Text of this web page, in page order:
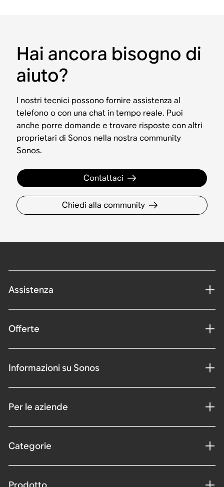
Hai ancora bisogno di
aiuto?
I nostri tecnici possono fornire assistenza al
telefono o con una chat in tempo reale. Puoi
anche porre domande e trovare risposte con altri
proprietari di Sonos nella nostra community
Sonos.
Contattaci
Chiedi alla community
Assistenza
Offerte
Informazioni su Sonos
Per le aziende
Categorie